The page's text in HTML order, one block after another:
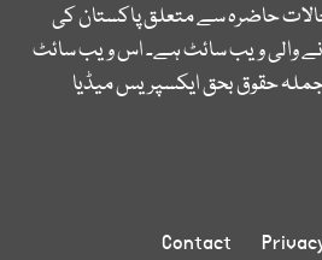
حاضرہ سے متعلق پاکستان کی
والی ویب سائٹ ہے۔ اس ویب سائٹ
جملہ حقوق بحق ایکسپریس میڈیا
Contact